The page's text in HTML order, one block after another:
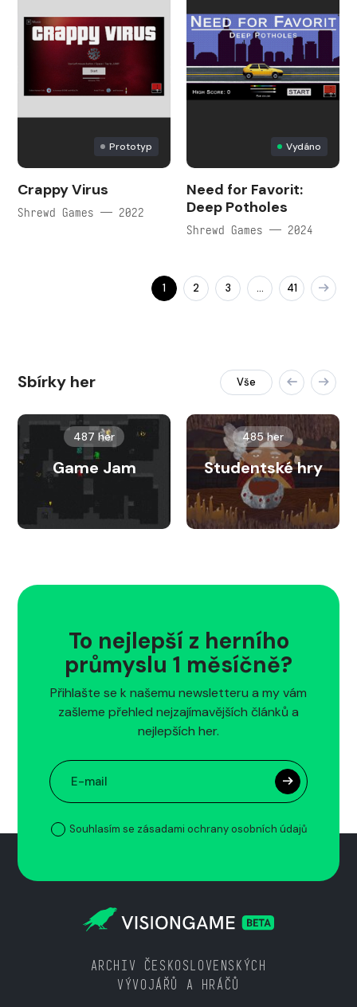
Prototyp
Crappy Virus
Shrewd Games — 2022
Vydáno
Need for Favorit:
Deep Potholes
Shrewd Games — 2024
1 2 3 … 41
Sbírky her Vše
487 her
Game Jam
485 her
Studentské hry
To nejlepší z herního
průmyslu 1 měsíčně?
Přihlašte se k našemu newsletteru a my vám
zašleme přehled nejzajímavějších článků a
nejlepších her.
Souhlasím se zásadami ochrany osobních údajů
ARCHIV ČESKOSLOVENSKÝCH
VÝVOJÁŘŮ A HRÁČŮ